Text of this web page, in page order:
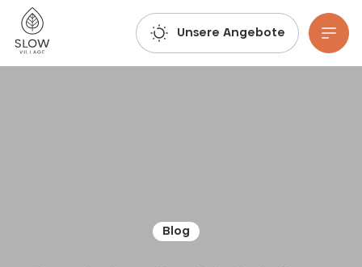
Atmen Sie tief durch, lassen Sie Ihrer Fantasie freien Lauf und buchen Sie: Die Buchungen für den Sommer 2027 sind bereits möglich!
Unsere Angebote
Blog